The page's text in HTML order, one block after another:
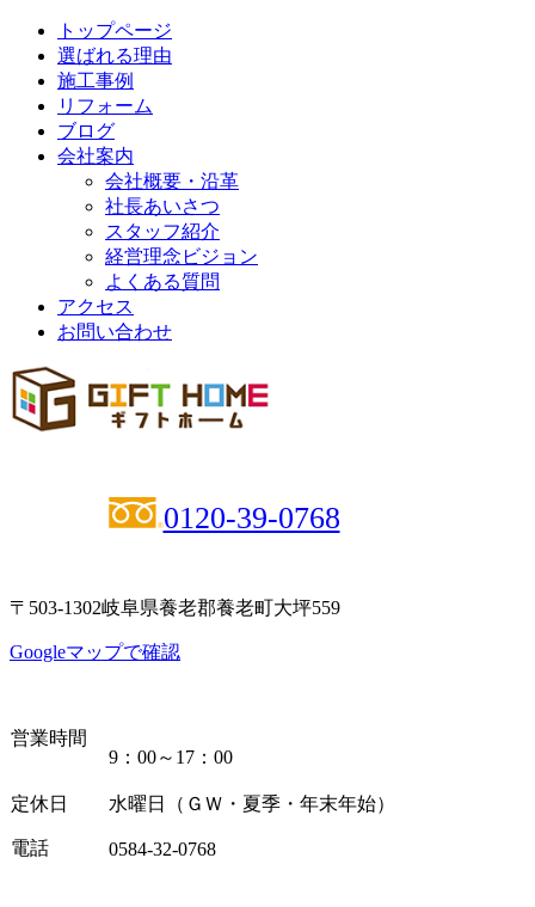
トップページ
選ばれる理由
施工事例
リフォーム
ブログ
会社案内
会社概要・沿革
社長あいさつ
スタッフ紹介
経営理念ビジョン
よくある質問
アクセス
お問い合わせ
0120-39-0768
〒503-1302岐阜県養老郡養老町大坪559
Googleマップで確認
営業時間
9：00～17：00
定休日 水曜日（ＧＷ・夏季・年末年始）
電話 0584-32-0768